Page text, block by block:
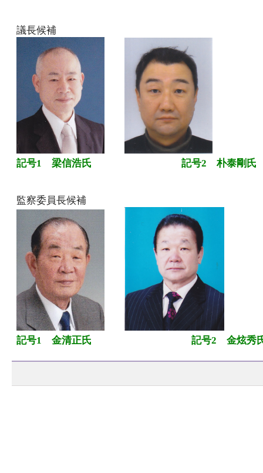
議長候補
記号1 梁信浩氏 記号2 朴泰剛氏
監察委員長候補
記号1 金清正氏 記号2 金炫秀